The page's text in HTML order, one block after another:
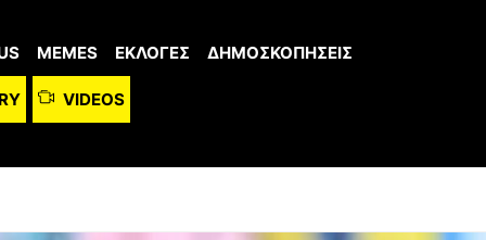
MEMES ΕΚΛΟΓΕΣ ΔΗΜΟΣΚΟΠΗΣΕΙΣ
VIDEOS